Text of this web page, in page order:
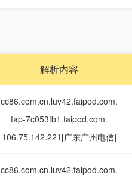
解析内容
cc86.com.cn.luv42.faipod.com.
fap-7c053fb1.faipod.com.
106.75.142.221[广东广州电信]
cc86.com.cn.luv42.faipod.com.